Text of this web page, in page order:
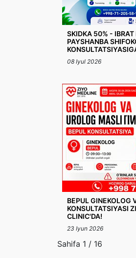
SKIDKA 50% -
PAYSHANBA
08 Iyul 2026
BEPUL GINEKOLOG
KONSULTATSIYASI
CLINIC'DA!
23 Iyun 2026
Sahifa 1 / 16